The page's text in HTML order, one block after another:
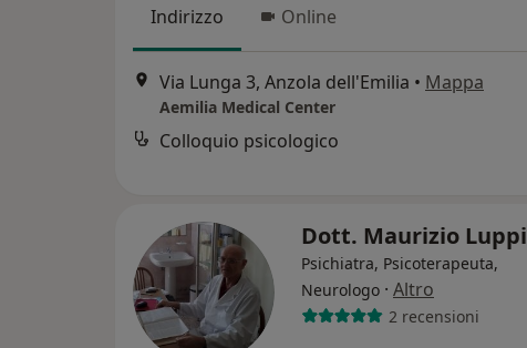
Indirizzo Online
Via Lunga 3, Anzola dell'Emilia • Mappa
Aemilia Medical Center
Colloquio psicologico
Dott. Maurizio Luppi
Psichiatra, Psicoterapeuta,
Neurologo · Altro
2 recensioni